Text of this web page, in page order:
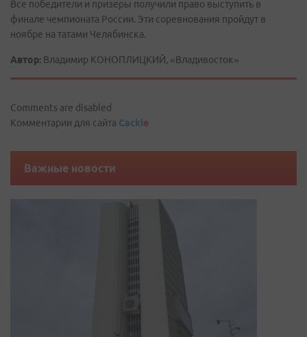
Все победители и призеры получили право выступить в
финале чемпионата России. Эти соревнования пройдут в
ноябре на татами Челябинска.
Автор: Владимир КОНОПЛИЦКИЙ, «Владивосток»
Comments are disabled
Комментарии для сайта Cackle
Важные новости